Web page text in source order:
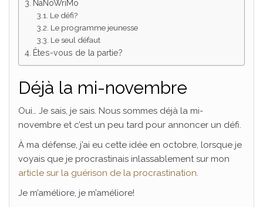
NaNoWriMo
Le défi?
Le programme jeunesse
Le seul défaut
Êtes-vous de la partie?
Déjà la mi-novembre
Oui… Je sais, je sais. Nous sommes déjà la mi-
novembre et c’est un peu tard pour annoncer un défi.
À ma défense, j’ai eu cette idée en octobre, lorsque je
voyais que je procrastinais inlassablement sur mon
article sur la guérison de la procrastination.
Je m’améliore, je m’améliore!